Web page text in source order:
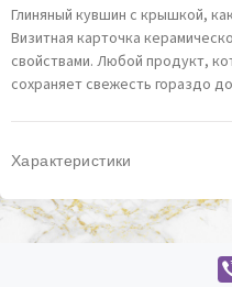
Глиняный кувшин с крышкой,
Визитная карточка
свойствами. Любой продукт,
сохраняет свежесть гораздо
Характеристики